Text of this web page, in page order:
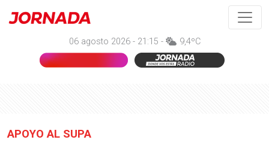
06 agosto 2026 - 21:15 - 9,4ºC
APOYO AL SUPA